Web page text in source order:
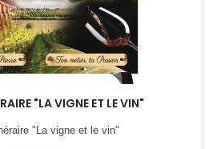
"LA VIGNE ET LE VIN"
"La vigne et le vin"